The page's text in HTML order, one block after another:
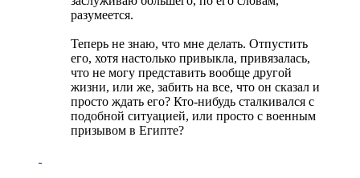
разумеется.
Теперь не знаю, что мне делать. Отпустить
его, хотя настолько привыкла, привязалась,
что не могу представить вообще другой
жизни, или же, забить на все, что он сказал и
просто ждать его? Кто-нибудь сталкивался с
подобной ситуацией, или просто с военным
призывом в Египте?